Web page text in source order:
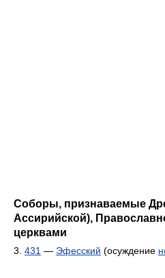
Соборы, признаваемые
Ассирийской),
церквами
3. 431 — Эфесский (осуждение